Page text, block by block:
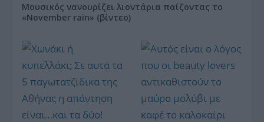
Μουσικός νανουρίζει λιοντάρια παίζοντας το
«November rain» (βίντεο)